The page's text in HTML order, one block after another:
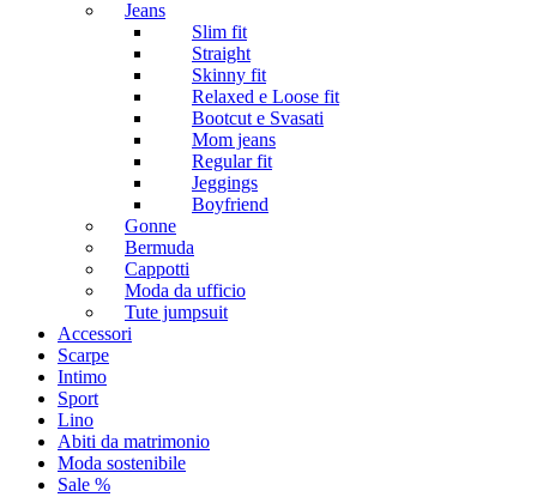
Jeans
Slim fit
Straight
Skinny fit
Relaxed e Loose fit
Bootcut e Svasati
Mom jeans
Regular fit
Jeggings
Boyfriend
Gonne
Bermuda
Cappotti
Moda da ufficio
Tute jumpsuit
Accessori
Scarpe
Intimo
Sport
Lino
Abiti da matrimonio
Moda sostenibile
Sale %